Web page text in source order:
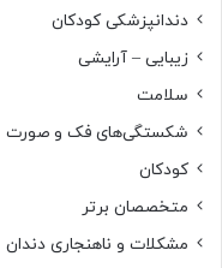
دندانپزشکی کودکان
زیبایی – آرایشی
سلامت
شکستگی‌های فک و صورت
کودکان
متخصصان برتر
مشکلات و ناهنجاری دندان